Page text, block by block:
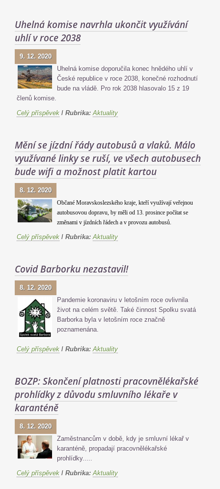
Uhelná komise navrhla ukončit využívání
uhlí v roce 2038
9. 12. 2020
Uhelná komise doporučila konec hnědého uhlí v
České republice v roce 2038, konečné rozhodnutí
bude na vládě. Pro rok 2038 hlasovalo 15 z 19
členů komise.
Celý příspěvek / Rubrika: Aktuality
Mění se jízdní řády autobusů a vlaků. Málo
využívané linky se ruší, ve všech autobusech
bude wifi a možnost platit kartou
8. 12. 2020
Občané Moravskoslezského kraje, kteří využívají veřejnou
autobusovou dopravu, by měli od 13. prosince počítat se
změnami v jízdních řádech a v provozu autobusů.
Celý příspěvek / Rubrika: Aktuality
Covid Barborku nezastavil!
8. 12. 2020
Pandemie koronaviru v letošním roce ovlivnila
život na celém světě. Také činnost Spolku svatá
Barborka byla v letošním roce značně
poznamenána.
Celý příspěvek / Rubrika: Aktuality
BOZP: Skončení platnosti pracovnělékařské
prohlídky z důvodu smluvního lékaře v
karanténě
8. 12. 2020
Zaměstnancům v době, kdy je smluvní lékař v
karanténě, propadají pracovnělékařské
prohlídky.....
Celý příspěvek / Rubrika: Aktuality